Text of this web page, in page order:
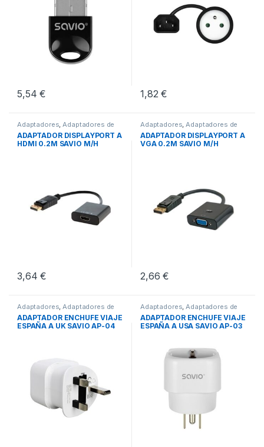
5,54€ 1,82€
Adaptadores,Adaptadores de
Video,Conectividad
ADAPTADOR DISPLAYPORT A
HDMI 0.2M SAVIO M/H
3,64€
Adaptadores,Adaptadores de
Video,Conectividad
ADAPTADOR DISPLAYPORT A
VGA 0.2M SAVIO M/H
2,66€
Adaptadores,Adaptadores de
Corriente, Conectividad
ADAPTADOR ENCHUFE VIAJE
ESPAÑA A UK SAVIO AP-04
Adaptadores,Adaptadores de
Corriente, Conectividad
ADAPTADOR ENCHUFE VIAJE
ESPAÑA A USA SAVIO AP-03